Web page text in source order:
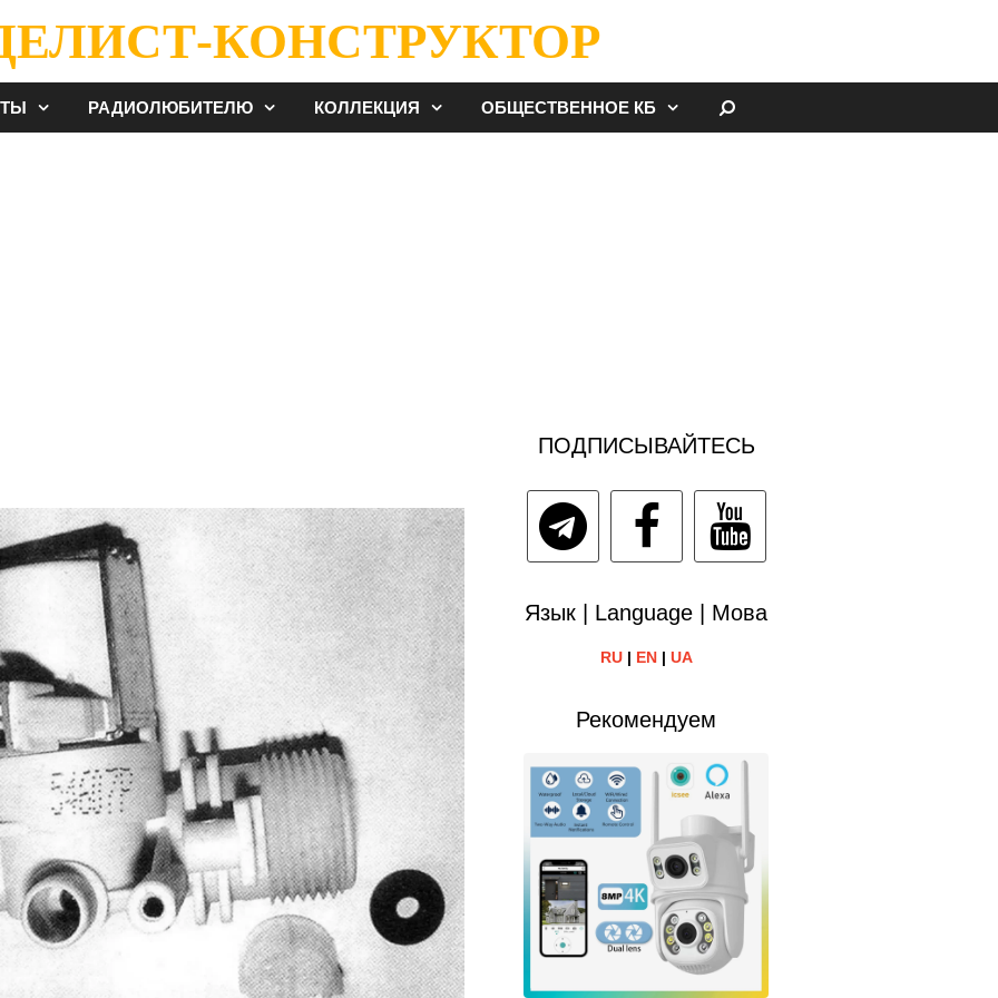
КОНСТРУКТОР
РАДИОЛЮБИТЕЛЮ КОЛЛЕКЦИЯ ОБЩЕСТВЕННОЕ КБ
ПОДПИСЫВАЙТЕСЬ
Язык | Language | Мова
RU| EN| UA
Рекомендуем